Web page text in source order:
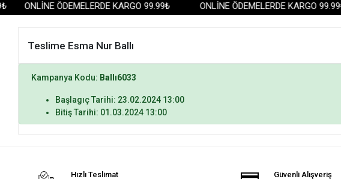
ONLİNE ÖDEMELERDE KARGO 99.99₺ ONLİNE ÖDEMELERDE KARGO 99.99₺
Teslime Esma Nur Ballı
Kampanya Kodu: Ballı6033
Başlagıç Tarihi: 23.02.2024 13:00
Bitiş Tarihi: 01.03.2024 13:00
Hızlı Teslimat Güvenli Alışveriş